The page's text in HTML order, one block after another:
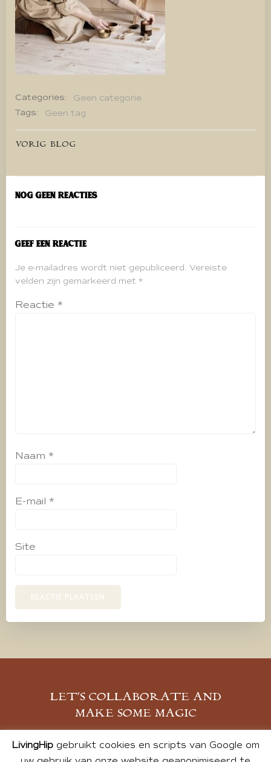
Categories:
Geen categorie
Tags:
Geen tag
Bericht
navigatie
VORIG BLOG
Nog geen reacties
Geef een reactie
Je e-mailadres wordt niet gepubliceerd. Vereiste
velden zijn gemarkeerd met *
Reactie *
Naam *
E-mail *
Site
LET’S COLLABORATE AND
MAKE SOME MAGIC
MELD JE AAN
LivingHipgebruikt cookies en scripts van Google om